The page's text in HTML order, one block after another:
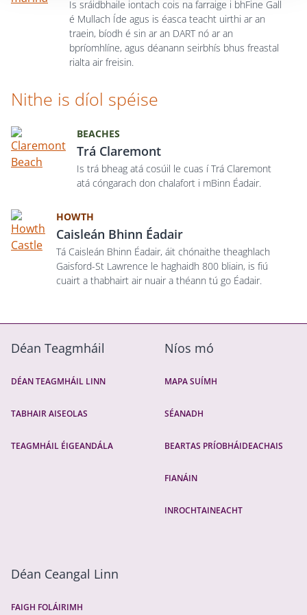
Is sráidbhaile iontach cois na farraige i bhFine Gall
é Mullach Íde agus is éasca teacht uirthi ar an
traein, bíodh é sin ar an DART nó ar an
bpríomhlíne, agus déanann seirbhís bhus freastal
rialta air freisin.
Nithe is díol spéise
BEACHES
Trá Claremont
Is trá bheag atá cosúil le cuas í Trá Claremont
atá cóngarach don chalafort i mBinn Éadair.
HOWTH
Caisleán Bhinn Éadair
Tá Caisleán Bhinn Éadair, áit chónaithe theaghlach
Gaisford-St Lawrence le haghaidh 800 bliain, is fiú
cuairt a thabhairt air nuair a théann tú go Éadair.
Déan Teagmháil
DÉAN TEAGMHÁIL LINN
TABHAIR AISEOLAS
TEAGMHÁIL ÉIGEANDÁLA
Níos mó
MAPA SUÍMH
SÉANADH
BEARTAS PRÍOBHÁIDEACHAIS
FIANÁIN
INROCHTAINEACHT
Déan Ceangal Linn
FAIGH FOLÁIRIMH